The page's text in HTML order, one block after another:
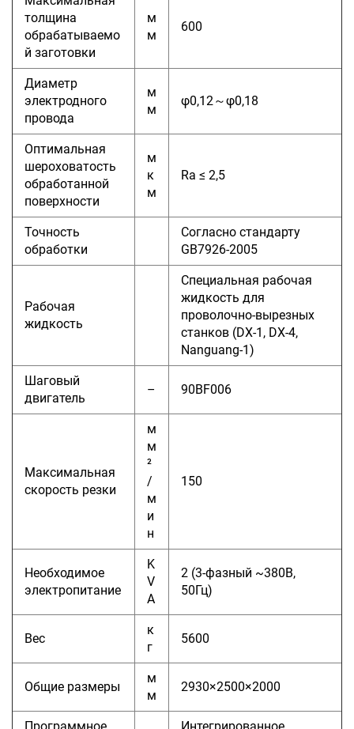
толщина
обрабатываемо
й заготовки
м
м
600
Диаметр
электродного
провода
м
м
φ0,12～φ0,18
Оптимальная
шероховатость
обработанной
поверхности
м
к
м
Ra ≤ 2,5
Точность
обработки
Согласно стандарту
GB7926-2005
Рабочая
жидкость
Специальная рабочая
жидкость для
проволочно-вырезных
станков (DX-1, DX-4,
Nanguang-1)
Шаговый
двигатель
– 90BF006
Максимальная
скорость резки
м
м
²
/
м
и
н
150
Необходимое
электропитание
K
V
A
2 (3-фазный ~380В,
50Гц)
Вес
к
г
5600
Общие размеры
м
м
2930×2500×2000